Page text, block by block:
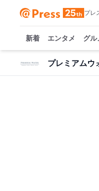
プレ
新着 エンタメ グル
プレミアムウ